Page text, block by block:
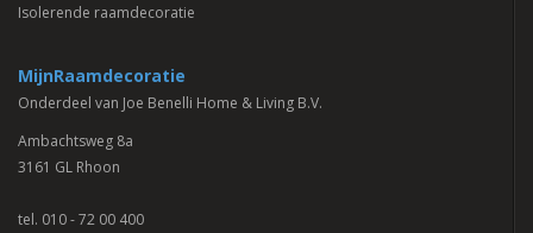
Isolerende raamdecoratie
MijnRaamdecoratie
Onderdeel van Joe Benelli Home & Living B.V.
Ambachtsweg 8a
3161 GL Rhoon
tel. 010 - 72 00 400